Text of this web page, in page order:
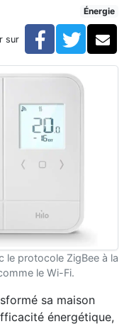
pas un mot sur les
Énergie
sur Facebook
le protocole ZigBee à la
le Wi-Fi.
sa maison
énergétique,